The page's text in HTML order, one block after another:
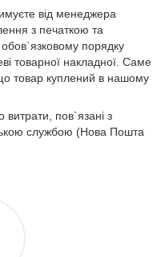
від менеджера
з печаткою та
порядку
товарної накладної. Саме
товар куплений в нашому
витрати, пов`язані з
службою (Нова Пошта